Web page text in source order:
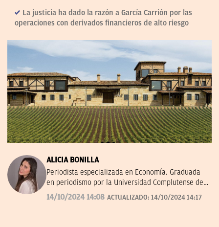
La justicia ha dado la razón a García Carrión por las
operaciones con derivados financieros de alto riesgo
ALICIA BONILLA
Periodista especializada en Economía. Graduada
en periodismo por la Universidad Complutense de
Madrid.
14/10/2024 14:08 ACTUALIZADO: 14/10/2024 14:17